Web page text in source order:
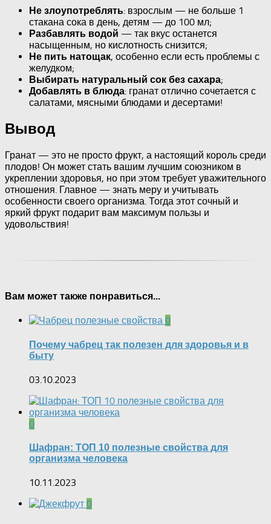
Не злоупотреблять: взрослым — не больше 1
стакана сока в день, детям — до 100 мл;
Разбавлять водой — так вкус останется
насыщенным, но кислотность снизится;
Не пить натощак, особенно если есть проблемы с
желудком;
Выбирать натуральный сок без сахара;
Добавлять в блюда: гранат отлично сочетается с
салатами, мясными блюдами и десертами!
Вывод
Гранат — это не просто фрукт, а настоящий король среди
плодов! Он может стать вашим лучшим союзником в
укреплении здоровья, но при этом требует уважительного
отношения. Главное — знать меру и учитывать
особенности своего организма. Тогда этот сочный и
яркий фрукт подарит вам максимум пользы и
удовольствия!
Вам может также понравиться...
0
Почему чабрец так полезен для здоровья и в
быту
03.10.2023
0
Шафран: ТОП 10 полезные свойства для
организма человека
10.11.2023
0